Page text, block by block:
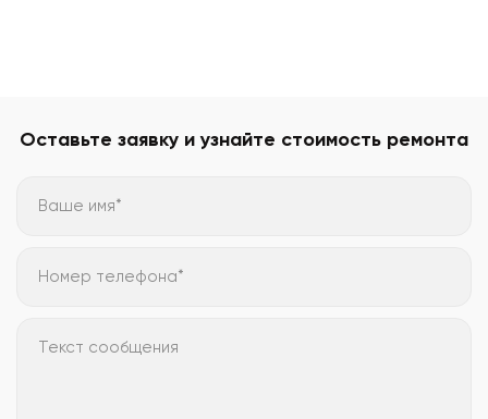
Оставьте заявку и узнайте стоимость ремонта
Ваше имя*
Номер телефона*
Текст сообщения